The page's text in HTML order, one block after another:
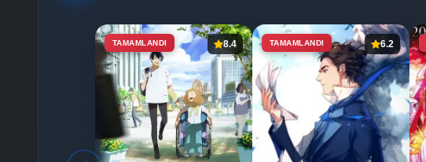
TAMAMLANDI 8.4 TAMAMLANDI 6.2